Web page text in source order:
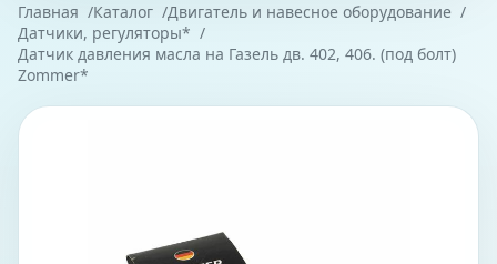
Главная Каталог
Двигатель и навесное оборудование
Датчики, регуляторы*
Датчик давления масла на Газель дв. 402, 406. (под болт)
Zommer*